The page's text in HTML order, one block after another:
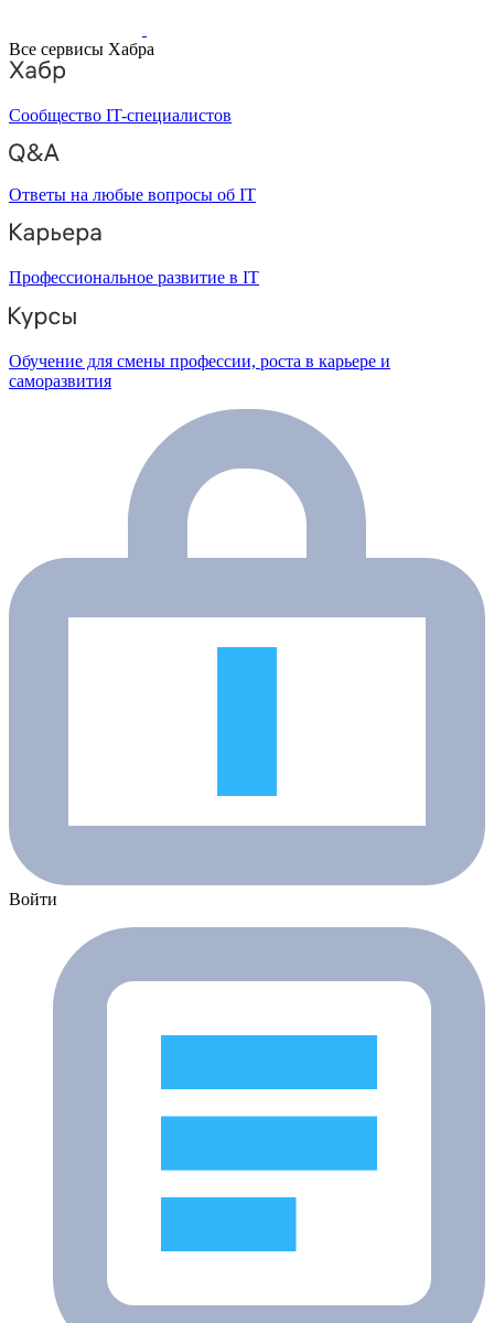
Все сервисы Хабра
Сообщество IT-специалистов
Ответы на любые вопросы об IT
Профессиональное развитие в IT
Обучение для смены профессии, роста в карьере и
саморазвития
Войти